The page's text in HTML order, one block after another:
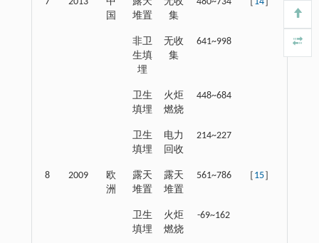
国
堆置
集
非卫
生填
埋
无收
集
641~998
卫生
填埋
火炬
燃烧
448~684
卫生
填埋
电力
回收
214~227
8 2009
欧
洲
露天
堆置
露天
堆置
561~786 15］
卫生
填埋
火炬
燃烧
-69~162